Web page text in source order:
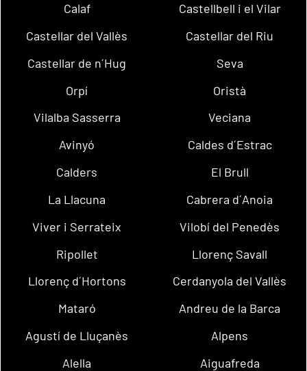
Calaf
Castellbell i el Vilar
Castellar del Vallès
Castellar del Riu
Castellar de n´Hug
Seva
Orpí
Oristà
Vilalba Sasserra
Veciana
Avinyó
Caldes d´Estrac
Calders
El Brull
La Llacuna
Cabrera d´Anoia
Viver i Serrateix
Vilobí del Penedès
Ripollet
Llorenç Savall
Llorenç d´Hortons
Cerdanyola del Vallès
Mataró
Andreu de la Barca
Agustí de Lluçanès
Alpens
Alella
Aiguafreda